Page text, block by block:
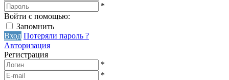
*
Войти с помощью:
Запомнить
Вход Потеряли пароль ?
Авторизация
Регистрация
*
*